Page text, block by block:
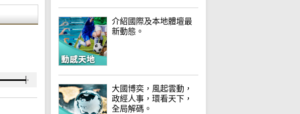
介紹國際及本地體壇最
新動態。
大國博奕，風起雲動，
政經人事，環看天下，
全局解碼。